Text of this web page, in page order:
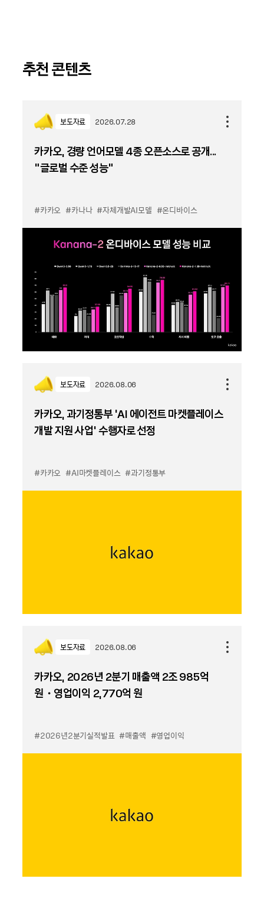
추천 콘텐츠
보도자료 2026.07.28
카카오, 경량 언어모델 4종 오픈소스로 공개...
“글로벌 수준 성능”
#카카오 #카나나 #자체개발AI모델 #온디바이스
보도자료 2026.08.06
카카오, 과기정통부 ‘AI 에이전트 마켓플레이스
개발 지원 사업’ 수행자로 선정
#카카오 #AI마켓플레이스 #과기정통부
보도자료 2026.08.06
카카오, 2026년 2분기 매출액 2조 985억
원・영업이익 2,770억 원
#2026년2분기실적발표 #매출액 #영업이익